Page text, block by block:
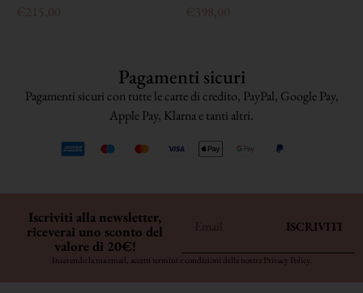
Pagamenti sicuri
Pagamenti sicuri con tutte le carte di credito, PayPal, Google Pay,
Apple Pay, Klarna e tanti altri.
Iscriviti alla newsletter,
riceverai uno sconto del
valore di 20€!
ISCRIVITI
Inserendo la tua email, accetti termini e condizioni della nostra Privacy Policy.